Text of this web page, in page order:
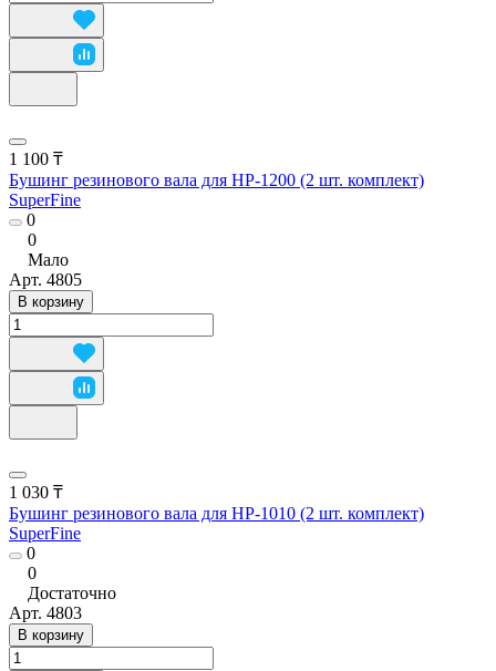
1 100 ₸
Бушинг резинового вала для HP-1200 (2 шт. комплект)
SuperFine
0
0
Мало
Арт. 4805
В корзину
1 030 ₸
Бушинг резинового вала для HP-1010 (2 шт. комплект)
SuperFine
0
0
Достаточно
Арт. 4803
В корзину